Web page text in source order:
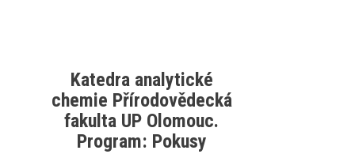
Katedra analytické
chemie Přírodovědecká
fakulta UP Olomouc.
Program: Pokusy